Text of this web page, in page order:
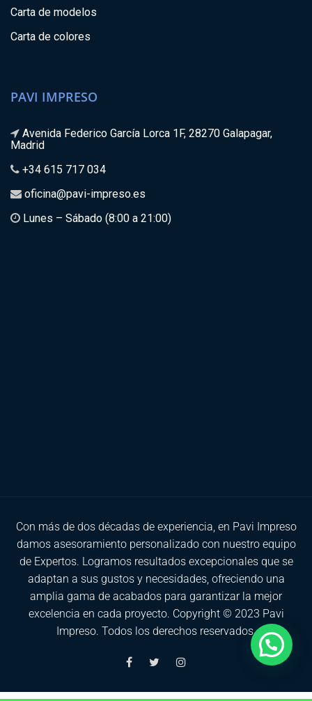
Carta de modelos
Carta de colores
PAVI IMPRESO
Avenida Federico García Lorca 1F, 28270 Galapagar,
Madrid
+34 615 717 034
oficina@pavi-impreso.es
Lunes – Sábado (8:00 a 21:00)
Con más de dos décadas de experiencia, en Pavi Impreso
damos asesoramiento personalizado con nuestro equipo
de Expertos. Logramos resultados excepcionales que se
adaptan a sus gustos y necesidades, ofreciendo una
amplia gama de acabados para garantizar la mejor
excelencia en cada proyecto. Copyright © 2023 Pavi
Impreso. Todos los derechos reservados.